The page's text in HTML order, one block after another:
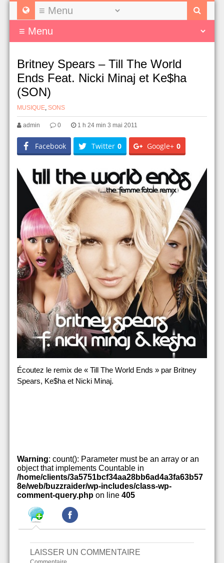
Britney Spears – Till The World
Ends Feat. Nicki Minaj et Ke$ha
(SON)
MUSIQUE, SONS
admin 0 1 h 24 min 3 mai 2011
Facebook Twitter 0 Google+ 0
Écoutez le remix de « Till The World Ends » par Britney
Spears, Ke$ha et Nicki Minaj.
Warning: count(): Parameter must be an array or an
object that implements Countable in
/home/clients/3a5751bcf34aa28bb6ad4a3fa63b57
8e/web/buzzraider/wp-includes/class-wp-
comment-query.php on line 405
LAISSER UN COMMENTAIRE